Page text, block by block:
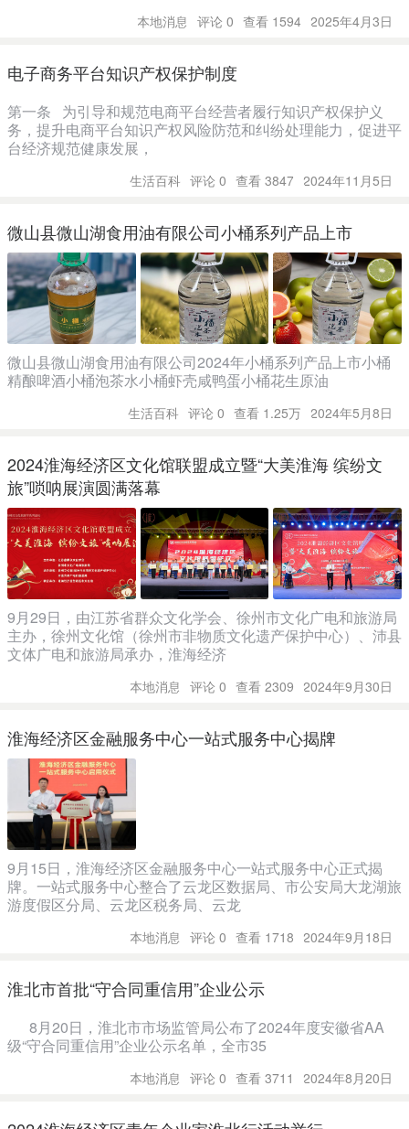
本地消息 评论 0 查看 1594 2025年4月3日
电子商务平台知识产权保护制度
第一条 为引导和规范电商平台经营者履行知识产权保护义
务，提升电商平台知识产权风险防范和纠纷处理能力，促进平
台经济规范健康发展，
生活百科 评论 0 查看 3847 2024年11月5日
微山县微山湖食用油有限公司小桶系列产品上市
微山县微山湖食用油有限公司2024年小桶系列产品上市小桶
精酿啤酒小桶泡茶水小桶虾壳咸鸭蛋小桶花生原油
生活百科 评论 0 查看 1.25万 2024年5月8日
2024淮海经济区文化馆联盟成立暨“大美淮海 缤纷文
旅”唢呐展演圆满落幕
9月29日，由江苏省群众文化学会、徐州市文化广电和旅游局
主办，徐州文化馆（徐州市非物质文化遗产保护中心）、沛县
文体广电和旅游局承办，淮海经济
本地消息 评论 0 查看 2309 2024年9月30日
淮海经济区金融服务中心一站式服务中心揭牌
9月15日，淮海经济区金融服务中心一站式服务中心正式揭
牌。一站式服务中心整合了云龙区数据局、市公安局大龙湖旅
游度假区分局、云龙区税务局、云龙
本地消息 评论 0 查看 1718 2024年9月18日
淮北市首批“守合同重信用”企业公示
8月20日，淮北市市场监管局公布了2024年度安徽省AA
级“守合同重信用”企业公示名单，全市35
本地消息 评论 0 查看 3711 2024年8月20日